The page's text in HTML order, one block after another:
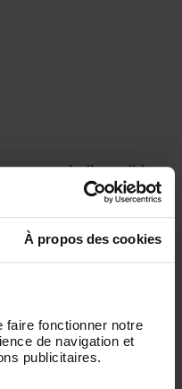
À propos des cookies
faire fonctionner notre
de navigation et
publicitaires.
Indisponible
de 00:00 à 00:00
de 00:00 à 00:00
Margot